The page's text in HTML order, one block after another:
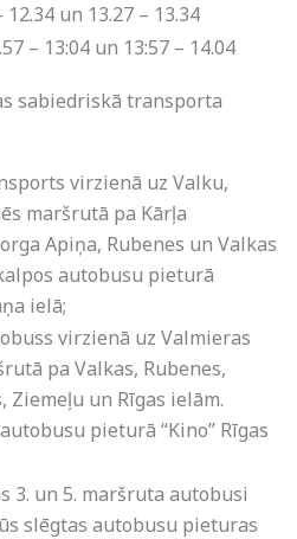
un 13.27 – 13.34
– 13:04 un 13:57 – 14.04
sabiedriskā transporta
virzienā uz Valku,
maršrutā pa Kārļa
Apiņa, Rubenes un Valkas
autobusu pieturā
ielā;
virzienā uz Valmieras
pa Valkas, Rubenes,
Ziemeļu un Rīgas ielām.
pieturā “Kino” Rīgas
3. un 5. maršruta autobusi
slēgtas autobusu pieturas